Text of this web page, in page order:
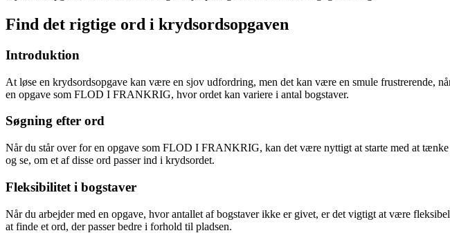
Find det rigtige ord i krydsordsopgaven
Introduktion
At løse en krydsordsopgave kan være en sjov udfordring, men det kan være en smule frustrerende,
en opgave som FLOD I FRANKRIG, hvor ordet kan variere i antal bogstaver.
Søgning efter ord
Når du står over for en opgave som FLOD I FRANKRIG, kan det være nyttigt at starte med at
og se, om et af disse ord passer ind i krydsordet.
Fleksibilitet i bogstaver
Når du arbejder med en opgave, hvor antallet af bogstaver ikke er givet, er det vigtigt at være
at finde et ord, der passer bedre i forhold til pladsen.